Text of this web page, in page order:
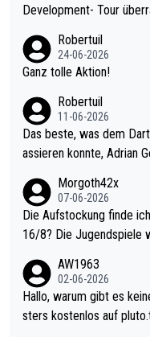
Development- Tour
mal 40+ erst recht. Da gewinnst keinen Blumentopf - ist ja noc
h krasser wie ein Pokalspiel eines Kreisligisten vs einem Bund
Robertuil
24-06-2026
Ganz tolle Aktion!
Robertuil
11-06-2026
Das beste, was dem
assieren konnte, Adrian
Morgoth42x
07-06-2026
Die Aufstockung finde
16/8? Die Jugendspiele waren letztes Jahr durchaus sehr kurz
Allerdings ist Mitchell Lawrie als Nummer 1 der Welt eh
ziert. Somit ändert die
sters erstmal nichts. Ich denke sie wollen damit für nächstes J
AW1963
02-06-2026
Hallo, warum gibt es keinen Hinweis, dass die Nordic Darts Ma
sters kostenlos auf